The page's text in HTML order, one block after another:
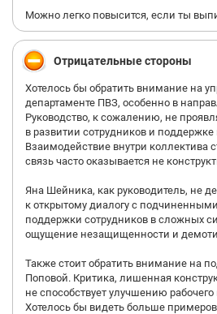
Можно легко повысится, если ты
Отрицательные стороны
Хотелось бы обратить внимание на
департаменте ПВЗ, особенно в
Руководство, к сожалению, не
в развитии сотрудников и
Взаимодействие внутри коллектива
связь часто оказывается не
Яна Шейника, как руководитель, не
к открытому диалогу с
поддержки сотрудников в сложных
ощущение незащищенности и
Также стоит обратить внимание на
Поповой. Критика, лишенная
не способствует улучшению
Хотелось бы видеть больше